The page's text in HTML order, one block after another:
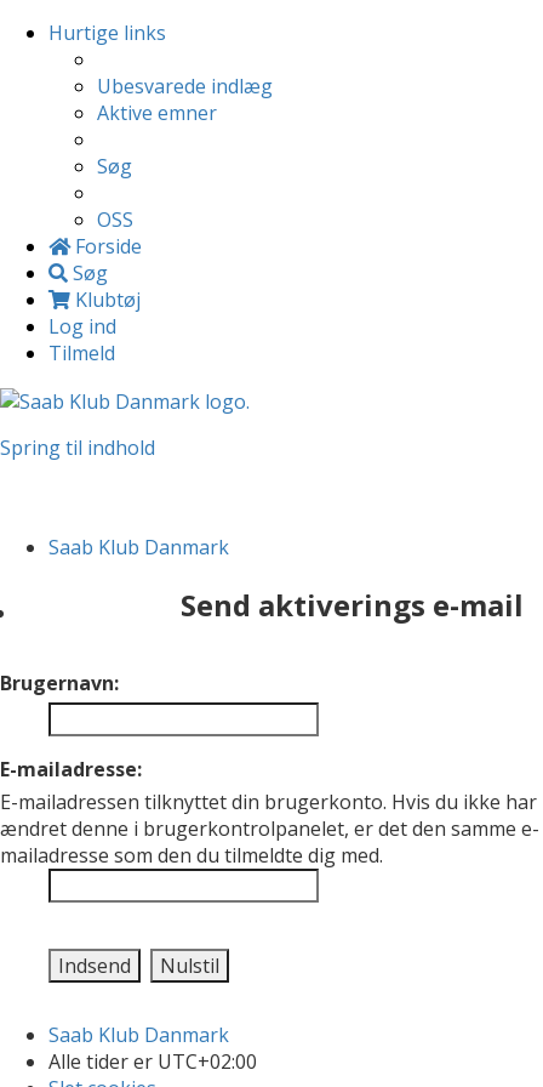
Hurtige links
Ubesvarede indlæg
Aktive emner
Søg
OSS
Forside
Søg
Klubtøj
Log ind
Tilmeld
Spring til indhold
Saab Klub Danmark
Send aktiverings e-mail
Brugernavn:
E-mailadresse:
E-mailadressen tilknyttet din brugerkonto. Hvis du ikke har
ændret denne i brugerkontrolpanelet, er det den samme e-
mailadresse som den du tilmeldte dig med.
Saab Klub Danmark
Alle tider er UTC+02:00